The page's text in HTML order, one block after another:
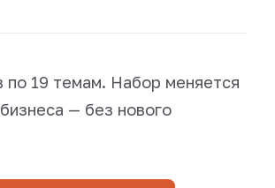
по 19 темам. Набор меняется
— без нового